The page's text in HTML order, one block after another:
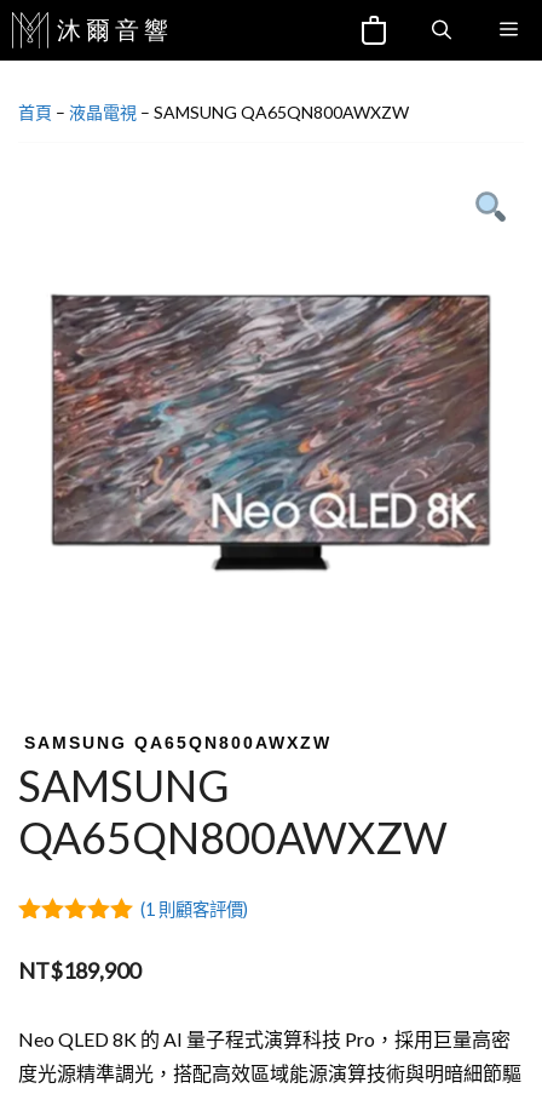
跳
至
首頁 – 液晶電視 – SAMSUNG QA65QN800AWXZW
SAMSUNG QA65QN800AWXZW
SAMSUNG
QA65QN800AWXZW
5
(1 則顧客評價)
NT$189,900
Neo QLED 8K 的 AI 量子程式演算科技 Pro，採用巨量高密
度光源精準調光，搭配高效區域能源演算技術與明暗細節驅